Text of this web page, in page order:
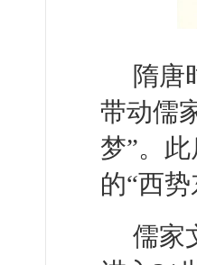
隋唐
带动儒
梦”。
的“西
儒家